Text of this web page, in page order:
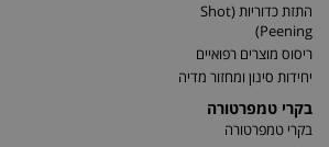
התזת כדוריות (Shot
Peening)
ריסוס מוצרים רפואיים
יחידות סינון ומחזור מדיה
בקרי טמפרטורה
בקרי טמפרטורה